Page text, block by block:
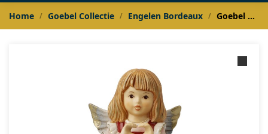
Home / Goebel Collectie / Engelen Bordeaux / Goebel Bordeaux Engel symbool hartje / Du bist mein Schatz